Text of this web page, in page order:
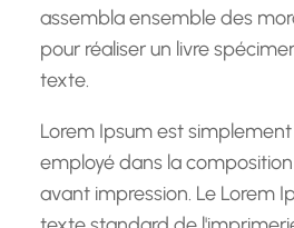
assembla ensemble des
pour réaliser un livre
texte.
Lorem Ipsum est
employé dans la
avant impression. Le Lorem